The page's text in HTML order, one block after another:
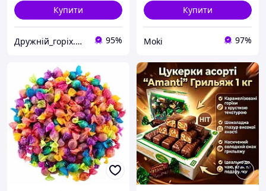
Купити
Дружній_горіх.юа 95%
Купити
Moki 97%